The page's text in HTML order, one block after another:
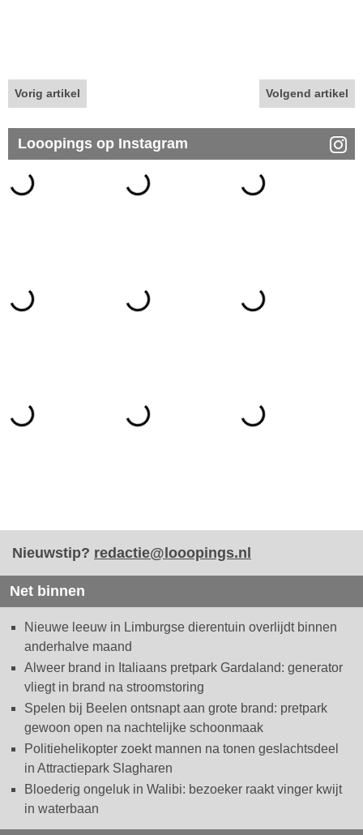
Vorig artikel Volgend artikel
Looopings op Instagram
Nieuwstip? redactie@looopings.nl
Net binnen
Nieuwe leeuw in Limburgse dierentuin overlijdt binnen
anderhalve maand
Alweer brand in Italiaans pretpark Gardaland: generator
vliegt in brand na stroomstoring
Spelen bij Beelen ontsnapt aan grote brand: pretpark
gewoon open na nachtelijke schoonmaak
Politiehelikopter zoekt mannen na tonen geslachtsdeel
in Attractiepark Slagharen
Bloederig ongeluk in Walibi: bezoeker raakt vinger kwijt
in waterbaan